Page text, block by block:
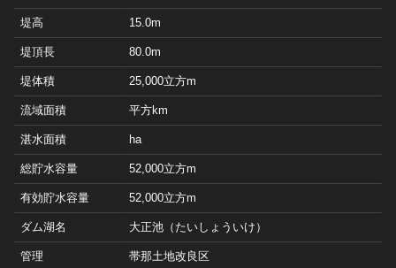
堤高 15.0m
堤頂長 80.0m
堤体積 25,000立方m
流域面積 平方km
湛水面積 ha
総貯水容量 52,000立方m
有効貯水容量 52,000立方m
ダム湖名 大正池（たいしょういけ）
管理 帯那土地改良区